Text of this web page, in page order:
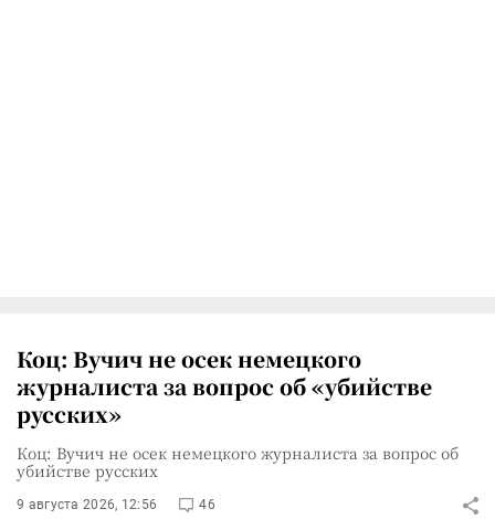
Коц: Вучич не осек немецкого
журналиста за вопрос об «убийстве
русских»
Коц: Вучич не осек немецкого журналиста за вопрос об
убийстве русских
9 августа 2026, 12:56 46